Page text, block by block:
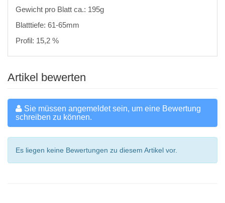
Gewicht pro Blatt ca.: 195g
Blatttiefe: 61-65mm
Profil: 15,2 %
Artikel bewerten
Sie müssen angemeldet sein, um eine Bewertung
schreiben zu können.
Es liegen keine Bewertungen zu diesem Artikel vor.